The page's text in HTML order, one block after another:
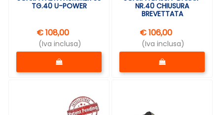
TG.40 U-POWER
€ 108,00
(Iva inclusa)
Quantità
NR.40 CHIUSURA
BREVETTATA
€ 106,00
(Iva inclusa)
Quantità